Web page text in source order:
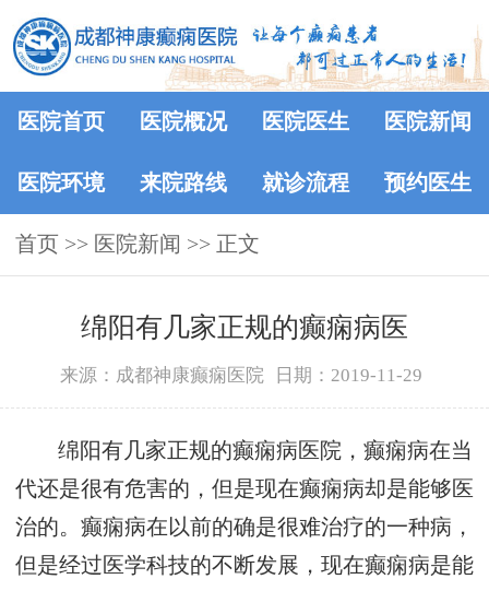
医院首页 医院概况 医院医生 医院新闻
医院环境 来院路线 就诊流程 预约医生
首页 >> 医院新闻 >> 正文
绵阳有几家正规的癫痫病医
来源：成都神康癫痫医院 日期：2019-11-29
绵阳有几家正规的癫痫病医院，癫痫病在当
代还是很有危害的，但是现在癫痫病却是能够医
治的。癫痫病在以前的确是很难治疗的一种病，
但是经过医学科技的不断发展，现在癫痫病是能